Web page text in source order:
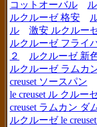
コットオーバル
ルクルーゼ 格安
ル
激安 ルクルー
ルクルーゼ フライ
２
ルクルーゼ 新
ルクルーゼ ラムカ
creuset ソースパン
le creuset ル クルー
creuset ラムカン ダ
ルクルーゼ le